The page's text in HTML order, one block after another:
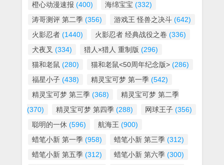
橙心动漫速报 (400) 海绵宝宝 (332)
涛哥测评 第二季 (356) 游戏王 怪兽之决斗 (642)
火影忍者 (1440) 火影忍者 经典战役之卷 (336)
犬夜叉 (334) 猎人×猎人 重制版 (296)
猫和老鼠 (280) 猫和老鼠<50周年纪念版> (286)
福星小子 (438) 精灵宝可梦 第一季 (542)
精灵宝可梦 第三季 (368)
精灵宝可梦 第二季
(370)
精灵宝可梦 第四季 (288) 网球王子 (356)
聪明的一休 (596) 航海王 (900)
蜡笔小新 第一季 (958) 蜡笔小新 第三季 (312)
蜡笔小新 第五季 (312) 蜡笔小新 第六季 (300)